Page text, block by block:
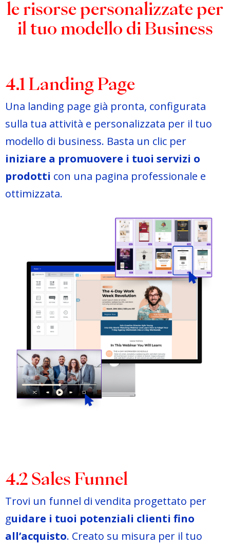
le risorse personalizzate per
il tuo modello di Business
4.1 Landing Page
Una landing page già pronta, configurata
sulla tua attività e personalizzata per il tuo
modello di business. Basta un clic per
iniziare a promuovere i tuoi servizi o
prodotti con una pagina professionale e
ottimizzata.
4.2 Sales Funnel
Trovi un funnel di vendita progettato per
guidare i tuoi potenziali clienti fino
all’acquisto. Creato su misura per il tuo